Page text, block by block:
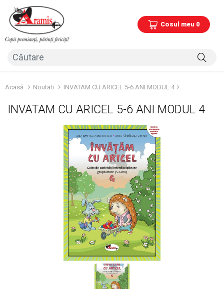
Cosul meu 0
Acasă Noutati INVATAM CU ARICEL 5-6 ANI MODUL 4
INVATAM CU ARICEL 5-6 ANI MODUL 4